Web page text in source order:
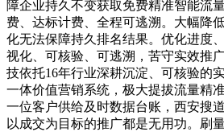
障企业持久不变获取免费精准智能流
费、达标计费、全程可逃溯。大幅降
化无法保障持久排名结果。优化进度
视化、可核验、可逃溯，苦守实效推
技依托16年行业深耕沉淀、可核验的
一体价值营销系统，极大提拔流量精
一位客户供给及时数据台账，西安搜
以成交为目标的推广都是无用功。刷